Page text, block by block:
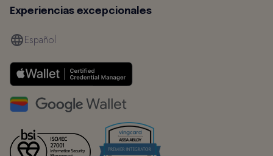
Experiencias excepcionales
Español